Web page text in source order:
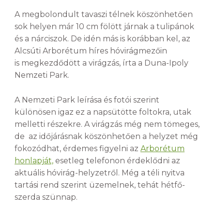
A megbolondult tavaszi télnek köszönhetően
sok helyen már 10 cm fölött járnak a tulipánok
és a nárciszok. De idén más is korábban kel, az
Alcsúti Arborétum híres hóvirágmezőin
is megkezdődött a virágzás, írta a Duna-Ipoly
Nemzeti Park.
A Nemzeti Park leírása és fotói szerint
különösen igaz ez a napsütötte foltokra, utak
melletti részekre. A virágzás még nem tömeges,
de az időjárásnak köszönhetően a helyzet még
fokozódhat, érdemes figyelni az Arborétum
honlapját, esetleg telefonon érdeklődni az
aktuális hóvirág-helyzetről. Még a téli nyitva
tartási rend szerint üzemelnek, tehát hétfő-
szerda szünnap.